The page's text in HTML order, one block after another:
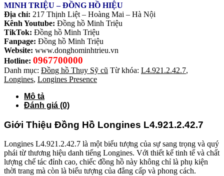
MINH TRIỆU – ĐỒNG HỒ HIỆU
Địa chỉ: 217 Thịnh Liệt – Hoàng Mai – Hà Nội
Kênh Youtube: Đồng hồ Minh Triệu
TikTok: Đồng hồ Minh Triệu
Fanpage: Đồng hồ Minh Triệu
Website: www.donghominhtrieu.vn
Hotline: 0967700000
Danh mục: Đồng hồ Thụy Sỹ cũ Từ khóa: L4.921.2.42.7,
Longines, Longines Presence
Mô tả
Đánh giá (0)
Giới Thiệu Đồng Hồ Longines L4.921.2.42.7
Longines L4.921.2.42.7 là một biểu tượng của sự sang trọng và quý
phái từ thương hiệu danh tiếng Longines. Với thiết kế tinh tế và chất
lượng chế tác đỉnh cao, chiếc đồng hồ này không chỉ là phụ kiện
thời trang mà còn là biểu tượng của đẳng cấp và phong cách.